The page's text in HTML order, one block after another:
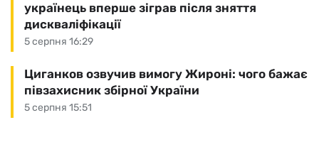
5 серпня 16:29
українець вперше зіграв після зняття
дискваліфікації
5 серпня 15:51
Циганков озвучив вимогу Жироні: чого бажає
півзахисник збірної України